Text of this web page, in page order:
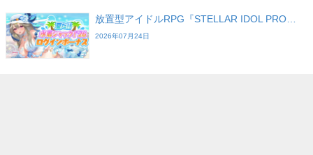
放置型アイドルRPG『STELLAR IDOL PRO…
2026年07月24日